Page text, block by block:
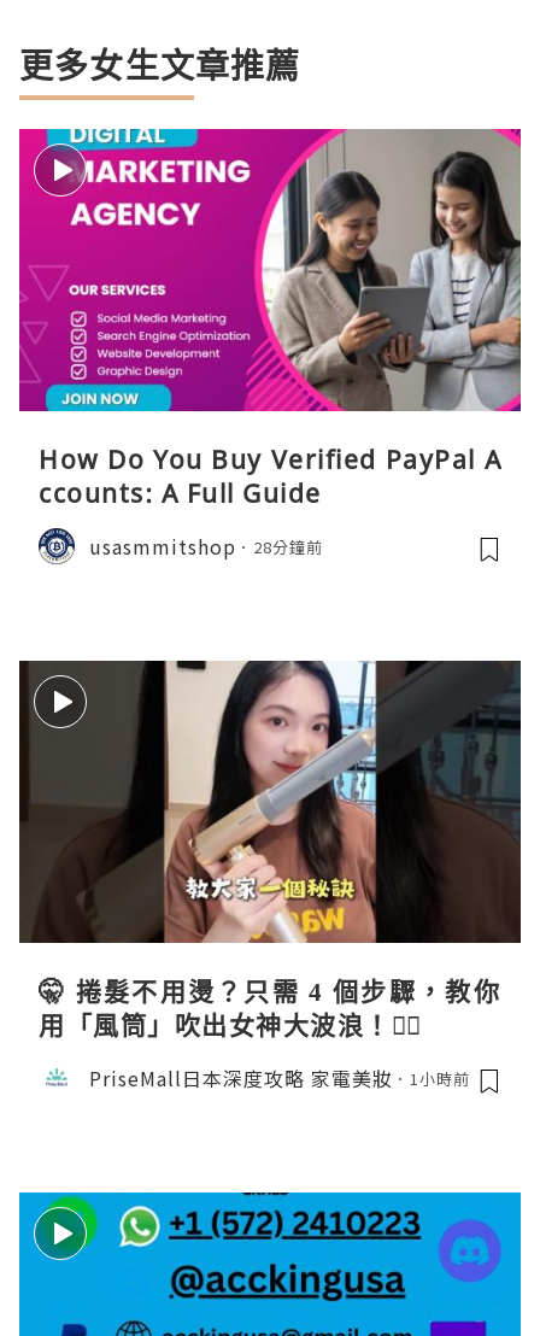
更多女生文章推薦
How Do You Buy Verified PayPal A
ccounts: A Full Guide
usasmmitshop 28分鐘前
🤫 捲髮不用燙？只需 4 個步驟，教你
用「風筒」吹出女神大波浪！💇‍♀️
PriseMall日本深度攻略 家電美妝 1小時前